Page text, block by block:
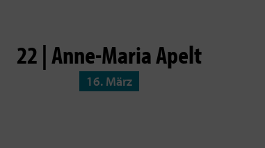
22 | Anne-Maria Apelt
16. März